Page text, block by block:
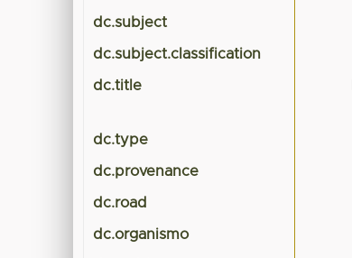
dc.subject
dc.subject.classification
dc.title
dc.type
dc.provenance
dc.road
dc.organismo